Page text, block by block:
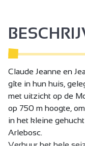
Claude Jeanne en
gîte in hun huis,
met uitzicht op de
op 750 m hoogte,
in het kleine
Arlebosc.